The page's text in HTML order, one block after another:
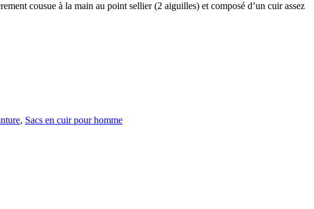
cousue à la main au point sellier (2 aiguilles) et composé d’un cuir assez
, Sacs en cuir pour homme